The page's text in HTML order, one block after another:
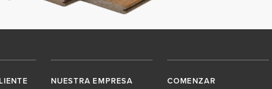
NUESTRA EMPRESA COMENZAR